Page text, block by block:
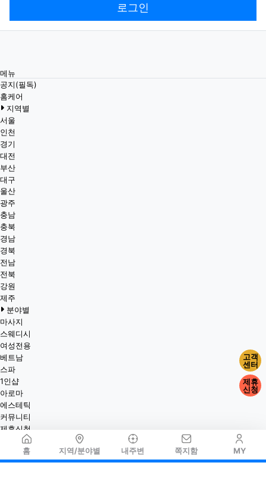
홈 지역/분야별 내주변 쪽지함 MY
로그인
메뉴
공지(필독)
홈케어
지역별
서울
인천
경기
대전
부산
대구
울산
광주
충남
충북
경남
경북
전남
전북
강원
제주
분야별
마사지
스웨디시
여성전용
베트남
스파
1인샵
아로마
에스테틱
커뮤니티
제휴신청
고객
센터
제휴
신청